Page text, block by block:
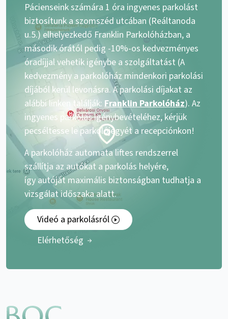
Pácienseink számára 1 óra ingyenes parkolást
biztosítunk a szomszéd utcában (Reáltanoda
u.5.) elhelyezkedő Franklin Parkolóházban, a
második órától pedig -10%-os kedvezményes
óradíjjal vehetik igénybe a szolgáltatást (A
kedvezmény a parkolóház mindenkori parkolási
díjából kerül levonásra. A parkolási díjakat az
alábbi linken találják: Franklin Parkolóház). Az
ingyenes parkolás igénybevételéhez, kérjük
pecséltesse le parkolójegyét a recepciónkon!
A parkolóház automata liftes rendszerrel
szállítja az autókat a parkolás helyére,
így autóját maximális biztonságban tudhatja a
vizsgálat időszaka alatt.
Videó a parkolásról
Elérhetőség